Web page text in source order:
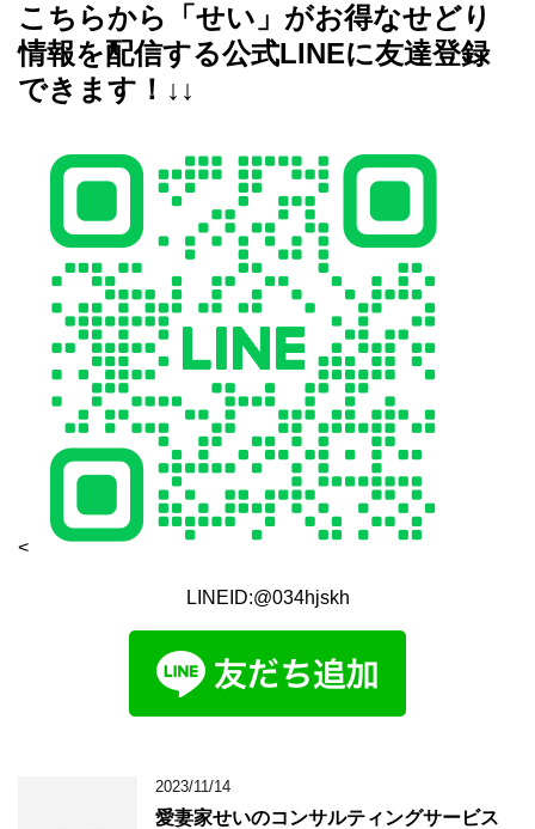
こちらから「せい」がお得なせどり
情報を配信する公式LINEに友達登録
できます！↓↓
<
LINEID:@034hjskh
2023/11/14
愛妻家せいのコンサルティングサービス